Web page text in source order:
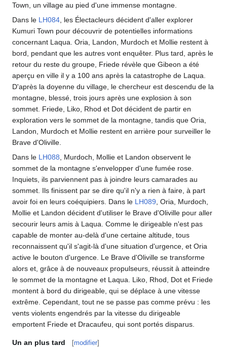
Town, un village au pied d'une immense montagne.
Dans le LH084, les Électacleurs décident d'aller explorer
Kumuri Town pour découvrir de potentielles informations
concernant Laqua. Oria, Landon, Murdoch et Mollie restent à
bord, pendant que les autres vont enquêter. Plus tard, après le
retour du reste du groupe, Friede révèle que Gibeon a été
aperçu en ville il y a 100 ans après la catastrophe de Laqua.
D'après la doyenne du village, le chercheur est descendu de la
montagne, blessé, trois jours après une explosion à son
sommet. Friede, Liko, Rhod et Dot décident de partir en
exploration vers le sommet de la montagne, tandis que Oria,
Landon, Murdoch et Mollie restent en arrière pour surveiller le
Brave d'Oliville.
Dans le LH088, Murdoch, Mollie et Landon observent le
sommet de la montagne s'envelopper d'une fumée rose.
Inquiets, ils parviennent pas à joindre leurs camarades au
sommet. Ils finissent par se dire qu'il n'y a rien à faire, à part
avoir foi en leurs coéquipiers. Dans le LH089, Oria, Murdoch,
Mollie et Landon décident d'utiliser le Brave d'Oliville pour aller
secourir leurs amis à Laqua. Comme le dirigeable n'est pas
capable de monter au-delà d'une certaine altitude, tous
reconnaissent qu'il s'agit-là d'une situation d'urgence, et Oria
active le bouton d'urgence. Le Brave d'Oliville se transforme
alors et, grâce à de nouveaux propulseurs, réussit à atteindre
le sommet de la montagne et Laqua. Liko, Rhod, Dot et Friede
montent à bord du dirigeable, qui se déplace à une vitesse
extrême. Cependant, tout ne se passe pas comme prévu : les
vents violents engendrés par la vitesse du dirigeable
emportent Friede et Dracaufeu, qui sont portés disparus.
Un an plus tard [modifier]